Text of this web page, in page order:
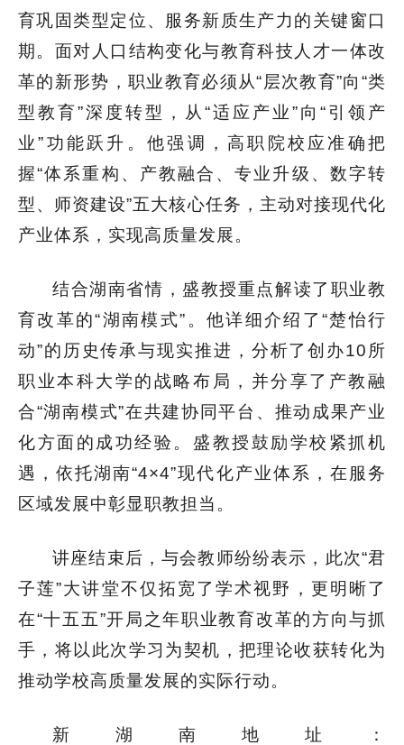
育巩固类型定位、服务新质生产力的关键窗口
期。面对人口结构变化与教育科技人才一体改
革的新形势，职业教育必须从“层次教育”向“类
型教育”深度转型，从“适应产业”向“引领产
业”功能跃升。他强调，高职院校应准确把
握“体系重构、产教融合、专业升级、数字转
型、师资建设”五大核心任务，主动对接现代化
产业体系，实现高质量发展。
结合湖南省情，盛教授重点解读了职业教
育改革的“湖南模式”。他详细介绍了“楚怡行
动”的历史传承与现实推进，分析了创办10所
职业本科大学的战略布局，并分享了产教融
合“湖南模式”在共建协同平台、推动成果产业
化方面的成功经验。盛教授鼓励学校紧抓机
遇，依托湖南“4×4”现代化产业体系，在服务
区域发展中彰显职教担当。
讲座结束后，与会教师纷纷表示，此次“君
子莲”大讲堂不仅拓宽了学术视野，更明晰了
在“十五五”开局之年职业教育改革的方向与抓
手，将以此次学习为契机，把理论收获转化为
推动学校高质量发展的实际行动。
新湖南地址：